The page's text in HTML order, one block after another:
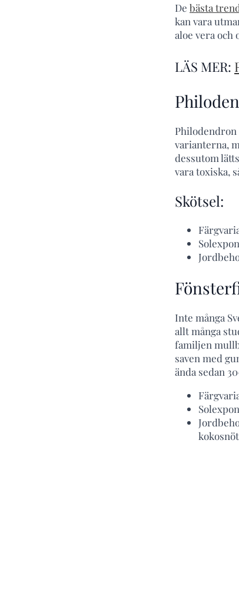
De bästa
kan vara
aloe vera
LÄS MER:
Philodendron
varianterna,
dessutom
vara toxiska,
Skötsel:
Inte många
allt många
familjen
saven med
ända sedan
kokosnöt